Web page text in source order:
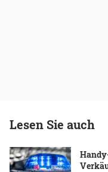
Lesen Sie auch